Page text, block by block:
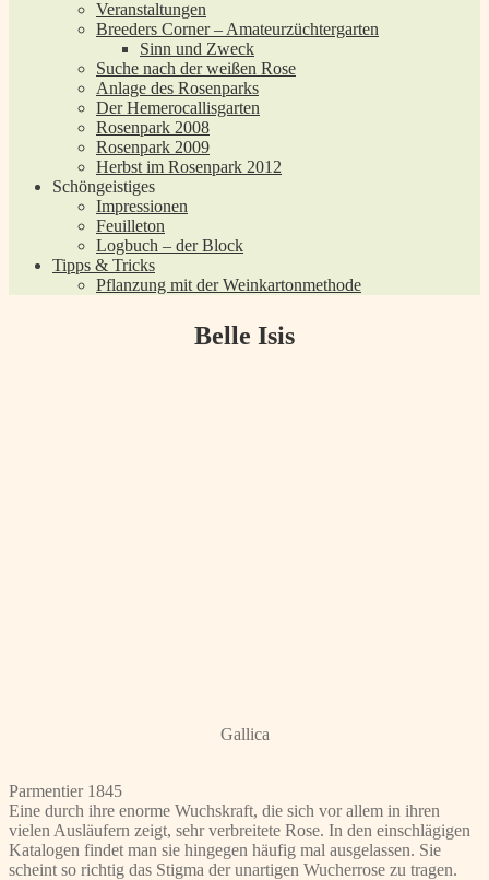
Veranstaltungen
Breeders Corner – Amateurzüchtergarten
Sinn und Zweck
Suche nach der weißen Rose
Anlage des Rosenparks
Der Hemerocallisgarten
Rosenpark 2008
Rosenpark 2009
Herbst im Rosenpark 2012
Schöngeistiges
Impressionen
Feuilleton
Logbuch – der Block
Tipps & Tricks
Pflanzung mit der Weinkartonmethode
Belle Isis
Gallica
Parmentier 1845
Eine durch ihre enorme Wuchskraft, die sich vor allem in ihren
vielen Ausläufern zeigt, sehr verbreitete Rose. In den einschlägigen
Katalogen findet man sie hingegen häufig mal ausgelassen. Sie
scheint so richtig das Stigma der unartigen Wucherrose zu tragen.